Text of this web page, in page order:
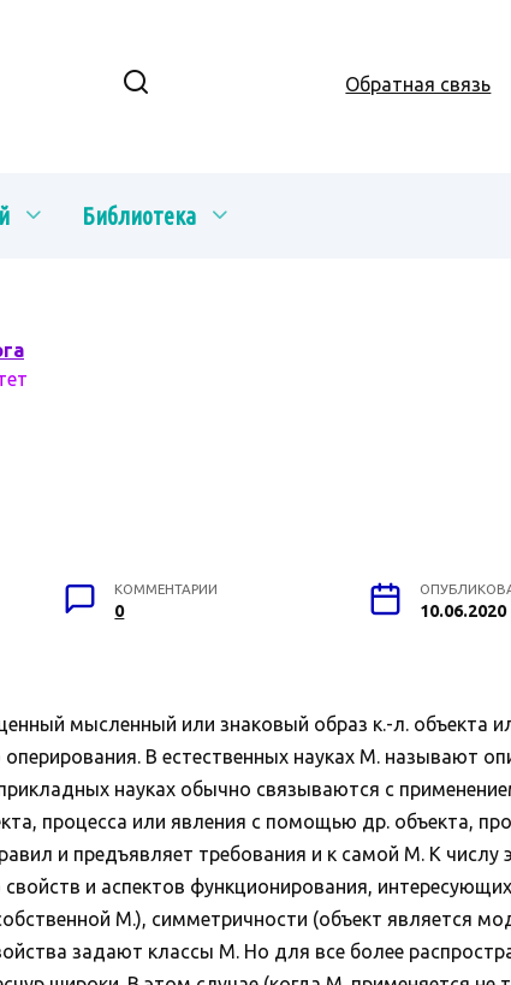
Обратная связь
Библиотека
КОММЕНТАРИИ
0 10.06.2020
мысленный или знаковый образ к.-л. объекта
В естественных науках М. называют
науках обычно связываются с
процесса или явления с помощью др. объекта,
и предъявляет требования и к самой М. К числу
и аспектов функционирования,
М.), симметричности (объект является
задают классы М. Но для все более